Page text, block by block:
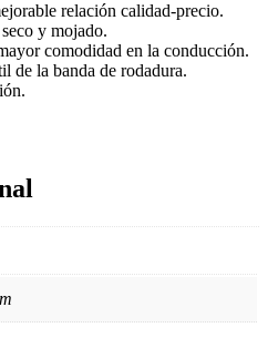
relación calidad-precio.
y mojado.
comodidad en la conducción.
de la banda de rodadura.